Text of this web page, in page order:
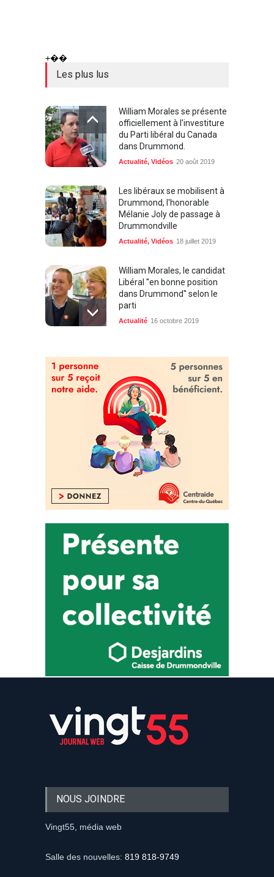
+��
Les plus lus
William Morales se présente
officiellement à l'investiture
du Parti libéral du Canada
dans Drummond.
Actualité, Vidéos 20 août 2019
Les libéraux se mobilisent à
Drummond, l'honorable
Mélanie Joly de passage à
Drummondville
Actualité, Vidéos 18 juillet 2019
William Morales, le candidat
Libéral ''en bonne position
dans Drummond'' selon le
parti
Actualité 16 octobre 2019
NOUS JOINDRE
Vingt55, média web
Salle des nouvelles: 819 818-9749